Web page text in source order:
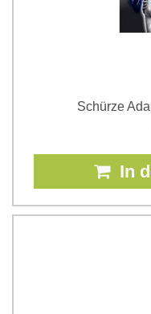
Schürze
In